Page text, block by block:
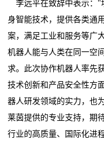
李远平在致辞中表示：
身智能技术，提供各类通
案，满足工业和服务等广
机器人能与人类在同一空
求。此次协作机器人率先
技术创新和产品安全性方
器人研发领域的实力，也
莱茵提供的专业支持，期
行业的高质量、国际化进